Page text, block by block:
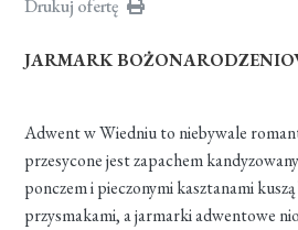
Drukuj ofertę
JARMARK
Adwent w Wiedniu to niebywale
przesycone jest zapachem
ponczem i pieczonymi kasztanami
przysmakami, a jarmarki adwentowe